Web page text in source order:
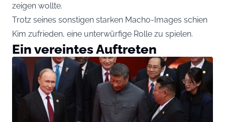
zeigen wollte.
Trotz seines sonstigen starken Macho-Images schien
Kim zufrieden, eine unterwürfige Rolle zu spielen.
Ein vereintes Auftreten